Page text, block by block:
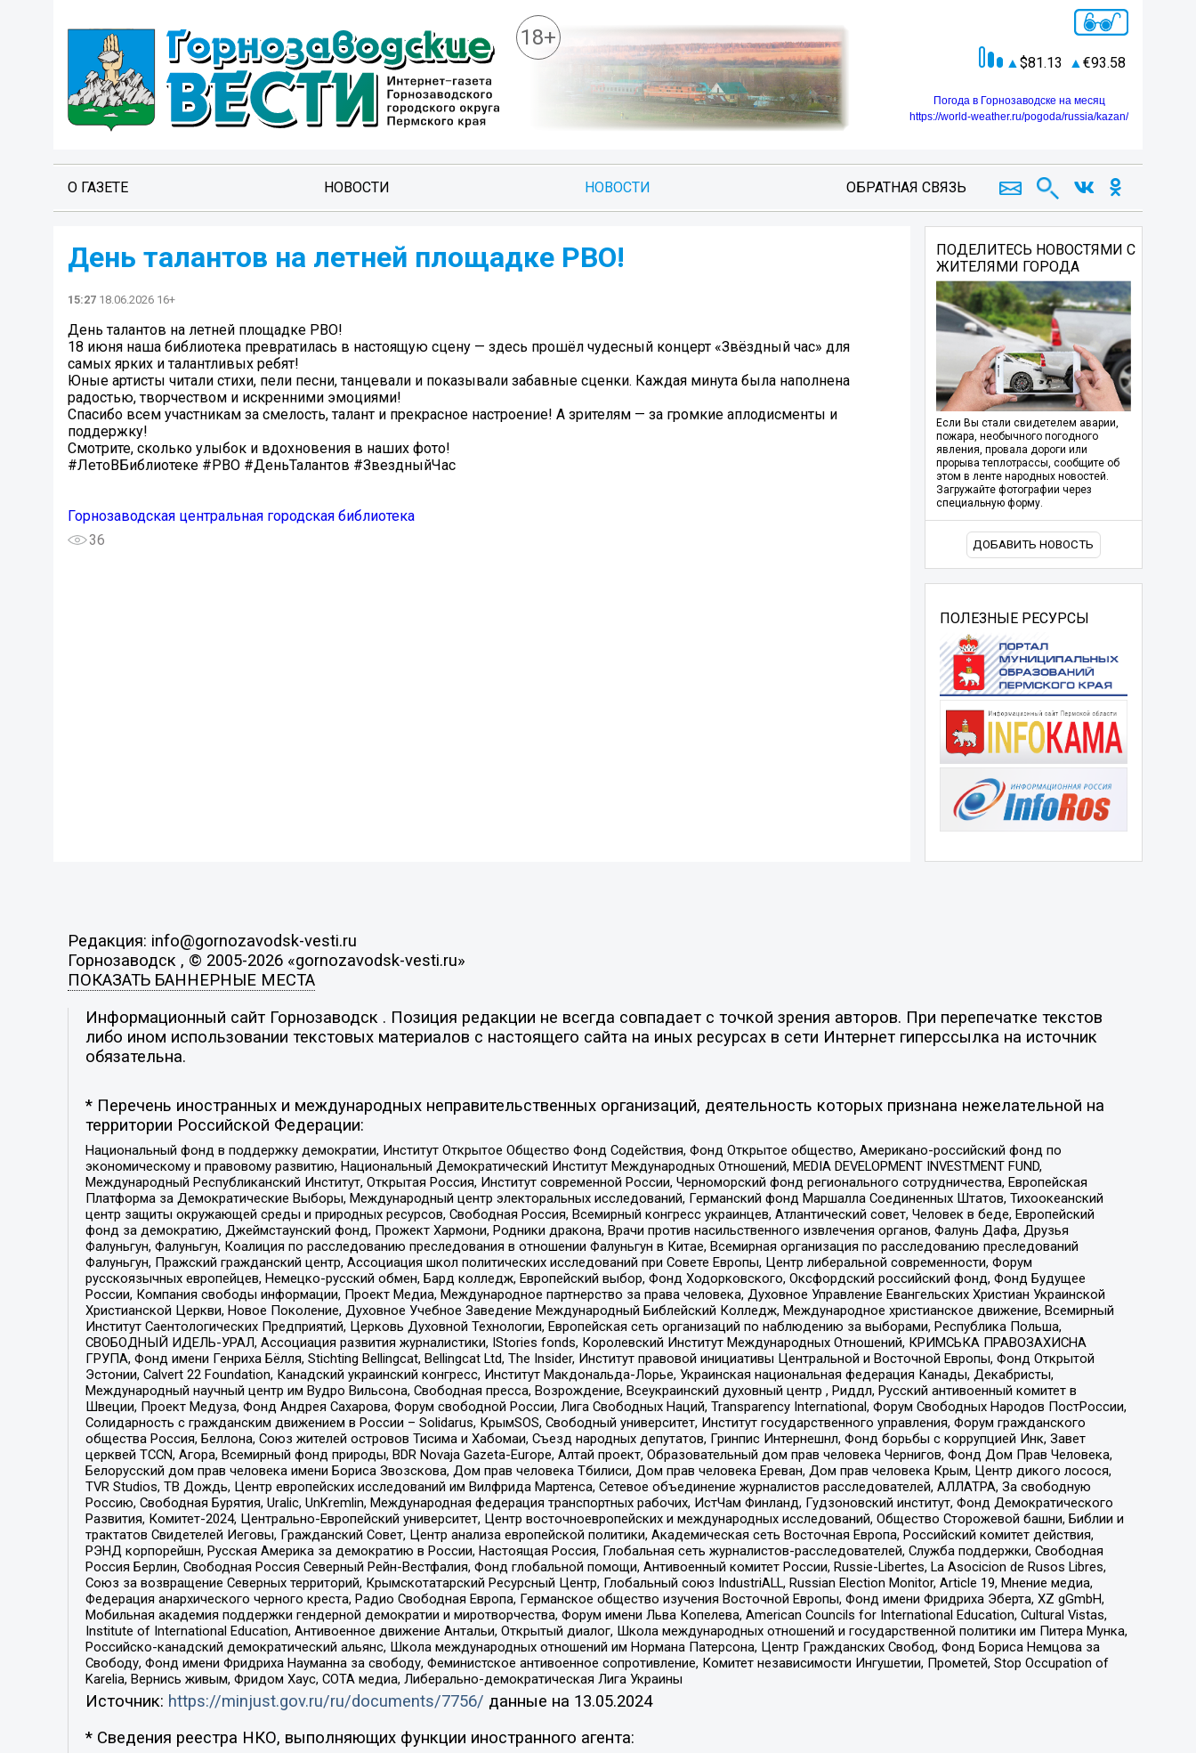
18+
81.13 93.58
Погода в Горнозаводске на месяц
https://world-weather.ru/pogoda/russia/kazan/
О ГАЗЕТЕ НОВОСТИ НОВОСТИ ОБРАТНАЯ СВЯЗЬ
День талантов на летней площадке РВО!
15:27 18.06.2026 16+
День талантов на летней площадке РВО!
18 июня наша библиотека превратилась в настоящую сцену — здесь прошёл чудесный концерт «Звёздный час» для
самых ярких и талантливых ребят!
Юные артисты читали стихи, пели песни, танцевали и показывали забавные сценки. Каждая минута была наполнена
радостью, творчеством и искренними эмоциями!
Спасибо всем участникам за смелость, талант и прекрасное настроение! А зрителям — за громкие аплодисменты и
поддержку!
Смотрите, сколько улыбок и вдохновения в наших фото!
#ЛетоВБиблиотеке #РВО #ДеньТалантов #ЗвездныйЧас
Горнозаводская центральная городская библиотека
36
ПОДЕЛИТЕСЬ НОВОСТЯМИ С
ЖИТЕЛЯМИ ГОРОДА
Если Вы стали свидетелем аварии,
пожара, необычного погодного
явления, провала дороги или
прорыва теплотрассы, сообщите об
этом в ленте народных новостей.
Загружайте фотографии через
специальную форму.
ДОБАВИТЬ НОВОСТЬ
ПОЛЕЗНЫЕ РЕСУРСЫ
Редакция: info@gornozavodsk-vesti.ru
Горнозаводск , © 2005-2026 «gornozavodsk-vesti.ru»
ПОКАЗАТЬ БАННЕРНЫЕ МЕСТА
Информационный сайт Горнозаводск . Позиция редакции не всегда совпадает с точкой зрения авторов. При перепечатке текстов
либо ином использовании текстовых материалов с настоящего сайта на иных ресурсах в сети Интернет гиперссылка на источник
обязательна.
* Перечень иностранных и международных неправительственных организаций, деятельность которых признана нежелательной на
территории Российской Федерации:
Национальный фонд в поддержку демократии, Институт Открытое Общество Фонд Содействия, Фонд Открытое общество, Американо-российский фонд по
экономическому и правовому развитию, Национальный Демократический Институт Международных Отношений, MEDIA DEVELOPMENT INVESTMENT FUND,
Международный Республиканский Институт, Открытая Россия, Институт современной России, Черноморский фонд регионального сотрудничества, Европейская
Платформа за Демократические Выборы, Международный центр электоральных исследований, Германский фонд Маршалла Соединенных Штатов, Тихоокеанский
центр защиты окружающей среды и природных ресурсов, Свободная Россия, Всемирный конгресс украинцев, Атлантический совет, Человек в беде, Европейский
фонд за демократию, Джеймстаунский фонд, Прожект Хармони, Родники дракона, Врачи против насильственного извлечения органов, Фалунь Дафа, Друзья
Фалуньгун, Фалуньгун, Коалиция по расследованию преследования в отношении Фалуньгун в Китае, Всемирная организация по расследованию преследований
Фалуньгун, Пражский гражданский центр, Ассоциация школ политических исследований при Совете Европы, Центр либеральной современности, Форум
русскоязычных европейцев, Немецко-русский обмен, Бард колледж, Европейский выбор, Фонд Ходорковского, Оксфордский российский фонд, Фонд Будущее
России, Компания свободы информации, Проект Медиа, Международное партнерство за права человека, Духовное Управление Евангельских Христиан Украинской
Христианской Церкви, Новое Поколение, Духовное Учебное Заведение Международный Библейский Колледж, Международное христианское движение, Всемирный
Институт Саентологических Предприятий, Церковь Духовной Технологии, Европейская сеть организаций по наблюдению за выборами, Республика Польша,
СВОБОДНЫЙ ИДЕЛЬ-УРАЛ, Ассоциация развития журналистики, IStories fonds, Королевский Институт Международных Отношений, КРИМСЬКА ПРАВОЗАХИСНА
ГРУПА, Фонд имени Генриха Бёлля, Stichting Bellingcat, Bellingcat Ltd, The Insider, Институт правовой инициативы Центральной и Восточной Европы, Фонд Открытой
Эстонии, Calvert 22 Foundation, Канадский украинский конгресс, Институт Макдональда-Лорье, Украинская национальная федерация Канады, Декабристы,
Международный научный центр им Вудро Вильсона, Свободная пресса, Возрождение, Всеукраинский духовный центр , Риддл, Русский антивоенный комитет в
Швеции, Проект Медуза, Фонд Андрея Сахарова, Форум свободной России, Лига Свободных Наций, Transparеncy International, Форум Свободных Народов ПостРоссии,
Солидарность с гражданским движением в России – Solidarus, КрымSOS, Свободный университет, Институт государственного управления, Форум гражданского
общества Россия, Беллона, Союз жителей островов Тисима и Хабомаи, Съезд народных депутатов, Гринпис Интернешнл, Фонд борьбы с коррупцией Инк, Завет
церквей TCCN, Агора, Всемирный фонд природы, BDR Novaja Gazeta-Europe, Алтай проект, Образовательный дом прав человека Чернигов, Фонд Дом Прав Человека,
Белорусский дом прав человека имени Бориса Звозскова, Дом прав человека Тбилиси, Дом прав человека Ереван, Дом прав человека Крым, Центр дикого лосося,
TVR Studios, ТВ Дождь, Центр европейских исследований им Вилфрида Мартенса, Сетевое объединение журналистов расследователей, АЛЛАТРА, За свободную
Россию, Свободная Бурятия, Uralic, UnKremlin, Международная федерация транспортных рабочих, ИстЧам Финланд, Гудзоновский институт, Фонд Демократического
Развития, Комитет-2024, Центрально-Европейский университет, Центр восточноевропейских и международных исследований, Общество Сторожевой башни, Библии и
трактатов Свидетелей Иеговы, Гражданский Совет, Центр анализа европейской политики, Академическая сеть Восточная Европа, Российский комитет действия,
РЭНД корпорейшн, Русская Америка за демократию в России, Настоящая Россия, Глобальная сеть журналистов-расследователей, Служба поддержки, Свободная
Россия Берлин, Свободная Россия Северный Рейн-Вестфалия, Фонд глобальной помощи, Антивоенный комитет России, Russie-Libertes, La Asocicion de Rusos Libres,
Союз за возвращение Северных территорий, Крымскотатарский Ресурсный Центр, Глобальный союз IndustriALL, Russian Election Monitor, Article 19, Мнение медиа,
Федерация анархического черного креста, Радио Свободная Европа, Германское общество изучения Восточной Европы, Фонд имени Фридриха Эберта, XZ gGmbH,
Мобильная академия поддержки гендерной демократии и миротворчества, Форум имени Льва Копелева, American Councils for International Education, Cultural Vistas,
Institute of International Education, Антивоенное движение Антальи, Открытый диалог, Школа международных отношений и государственной политики им Питера Мунка,
Российско-канадский демократический альянс, Школа международных отношений им Нормана Патерсона, Центр Гражданских Свобод, Фонд Бориса Немцова за
Свободу, Фонд имени Фридриха Науманна за свободу, Феминистское антивоенное сопротивление, Комитет независимости Ингушетии, Прометей, Stop Occupation of
Karelia, Вернись живым, Фридом Хаус, СОТА медиа, Либерально-демократическая Лига Украины
Источник: https://minjust.gov.ru/ru/documents/7756/ данные на 13.05.2024
* Сведения реестра НКО, выполняющих функции иностранного агента: